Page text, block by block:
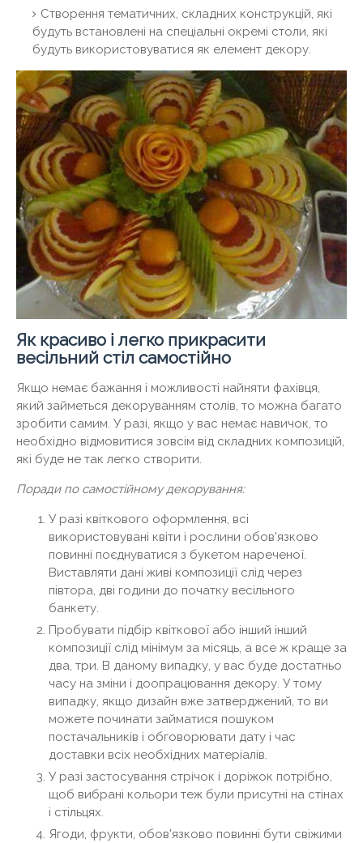
Створення тематичних, складних конструкцій, які
будуть встановлені на спеціальні окремі столи, які
будуть використовуватися як елемент декору.
Як красиво і легко прикрасити
весільний стіл самостійно
Якщо немає бажання і можливості найняти фахівця,
який займеться декоруванням столів, то можна багато
зробити самим. У разі, якщо у вас немає навичок, то
необхідно відмовитися зовсім від складних композицій,
які буде не так легко створити.
Поради по самостійному декорування:
У разі квіткового оформлення, всі
використовувані квіти і рослини обов'язково
повинні поєднуватися з букетом нареченої.
Виставляти дані живі композиції слід через
півтора, дві години до початку весільного
банкету.
Пробувати підбір квіткової або інший інший
композиції слід мінімум за місяць, а все ж краще за
два, три. В даному випадку, у вас буде достатньо
часу на зміни і доопрацювання декору. У тому
випадку, якщо дизайн вже затверджений, то ви
можете починати займатися пошуком
постачальників і обговорювати дату і час
доставки всіх необхідних матеріалів.
У разі застосування стрічок і доріжок потрібно,
щоб вибрані кольори теж були присутні на стінах
і стільцях.
Ягоди, фрукти, обов'язково повинні бути свіжими